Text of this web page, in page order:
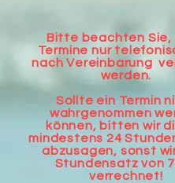
Bitte beachten Sie,
Termine nur
nach Vereinbarung
werden.
Sollte ein Termin
wahrgenommen
können, bitten wir
mindestens 24
abzusagen, sonst
Stundensatz von
verrechnet!